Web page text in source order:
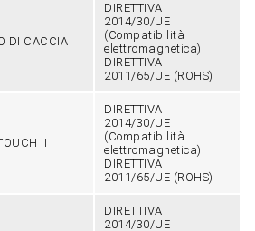
DI CACCIA
DIRETTIVA
2014/30/UE
(Compatibilità
elettromagnetica)
DIRETTIVA
2011/65/UE (ROHS)
II
DIRETTIVA
2014/30/UE
(Compatibilità
elettromagnetica)
DIRETTIVA
2011/65/UE (ROHS)
DIRETTIVA
2014/30/UE